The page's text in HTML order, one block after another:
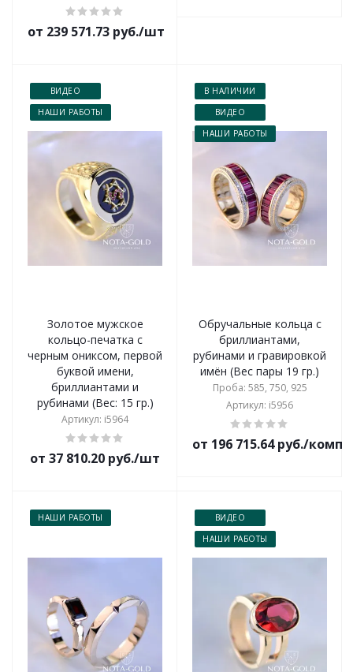
от 239 571.73 руб./шт
ВИДЕО
НАШИ РАБОТЫ
Золотое мужское
кольцо-печатка с
черным ониксом, первой
буквой имени,
бриллиантами и
рубинами (Вес: 15 гр.)
Артикул: i5964
от 37 810.20 руб./шт
В НАЛИЧИИ
ВИДЕО
НАШИ РАБОТЫ
Обручальные кольца с
бриллиантами,
рубинами и гравировкой
имён (Вес пары 19 гр.)
Проба: 585, 750, 925
Артикул: i5956
от 196 715.64 руб./
НАШИ РАБОТЫ
ВИДЕО
НАШИ РАБОТЫ